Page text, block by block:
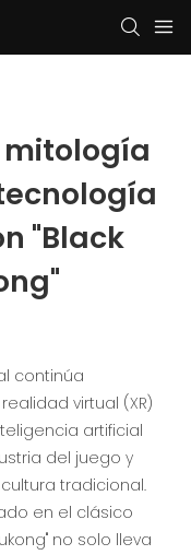
"Black
continúa
virtual (XR)
artificial
del juego y
tradicional.
en el clásico
no solo lleva